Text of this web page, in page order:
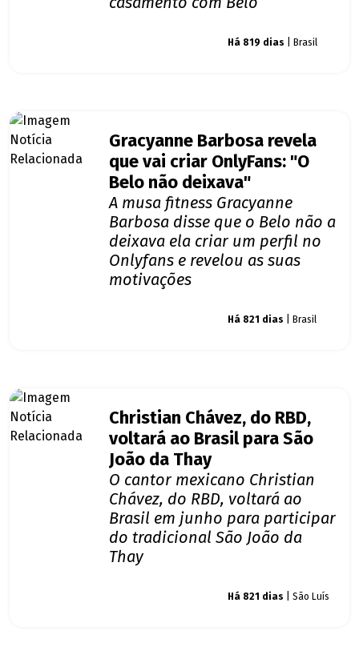
Há 819 dias | Brasil
Gracyanne Barbosa revela
que vai criar OnlyFans: "O
Belo não deixava"
A musa fitness Gracyanne
Barbosa disse que o Belo não a
deixava ela criar um perfil no
Onlyfans e revelou as suas
motivações
Há 821 dias | Brasil
Christian Chávez, do RBD,
voltará ao Brasil para São
João da Thay
O cantor mexicano Christian
Chávez, do RBD, voltará ao
Brasil em junho para participar
do tradicional São João da
Thay
Há 821 dias | São Luís